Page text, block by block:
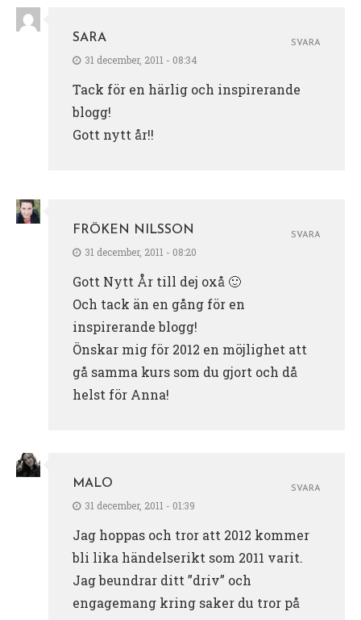
SARA
31 december, 2011 - 08:34
Tack för en härlig och inspirerande
blogg!
Gott nytt år!!
SVARA
FRÖKEN NILSSON
31 december, 2011 - 08:20
Gott Nytt År till dej oxå 🙂
Och tack än en gång för en
inspirerande blogg!
Önskar mig för 2012 en möjlighet att
gå samma kurs som du gjort och då
helst för Anna!
SVARA
MALO
31 december, 2011 - 01:39
Jag hoppas och tror att 2012 kommer
bli lika händelserikt som 2011 varit.
Jag beundrar ditt ”driv” och
engagemang kring saker du tror på
SVARA